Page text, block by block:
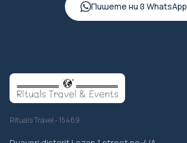
Пишете ни в WhatsApp
Rituals Travel - 15469